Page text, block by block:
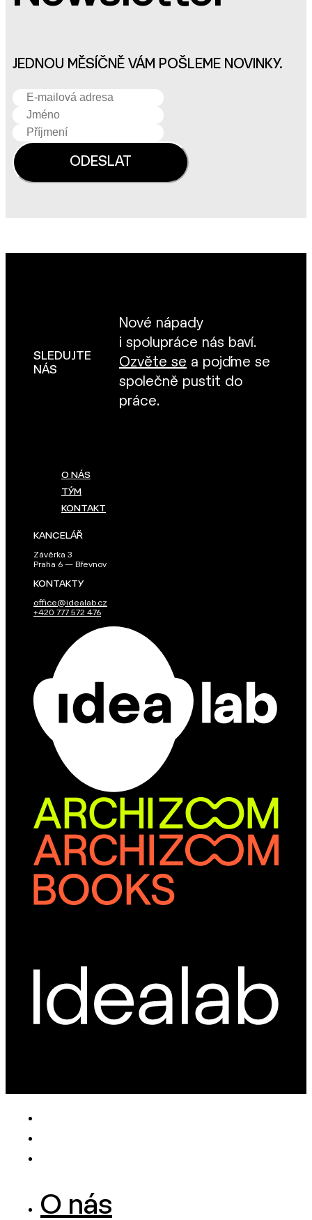
JEDNOU MĚSÍČNĚ VÁM POŠLEME NOVINKY.
SLEDUJTE
NÁS
Nové nápady
i spolupráce nás baví.
Ozvěte se a pojďme se
společně pustit do
práce.
O NÁS
TÝM
KONTAKT
KANCELÁŘ
Závěrka 3
Praha 6 — Břevnov
KONTAKTY
office@idealab.cz
+420 777 572 476
O nás